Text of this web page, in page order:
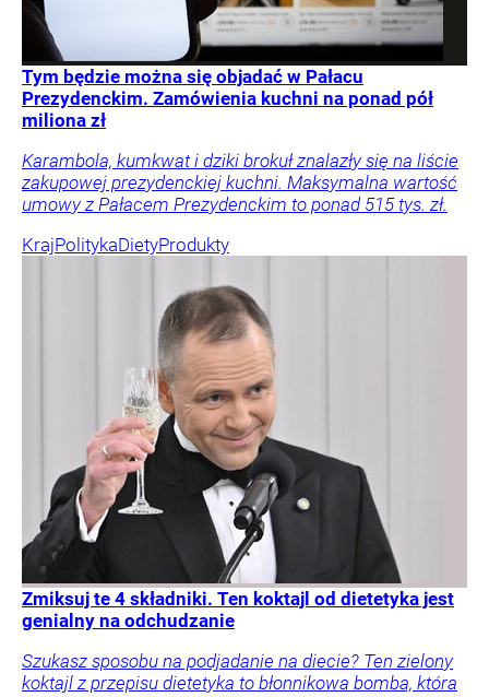
Tym będzie można się objadać w Pałacu
Prezydenckim. Zamówienia kuchni na ponad pół
miliona zł
Karambola, kumkwat i dziki brokuł znalazły się na liście
zakupowej prezydenckiej kuchni. Maksymalna wartość
umowy z Pałacem Prezydenckim to ponad 515 tys. zł.
KrajPolitykaDietyProdukty
Zmiksuj te 4 składniki. Ten koktajl od dietetyka jest
genialny na odchudzanie
Szukasz sposobu na podjadanie na diecie? Ten zielony
koktajl z przepisu dietetyka to błonnikowa bomba, która